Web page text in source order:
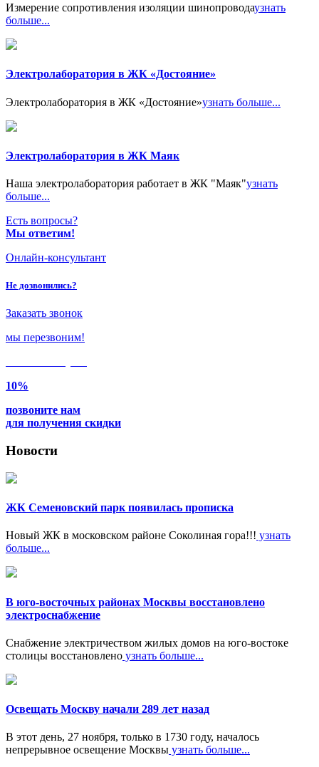
Измерение сопротивления изоляции шинопроводаузнать
больше...
Электролаборатория в ЖК «Достояние»
Электролаборатория в ЖК «Достояние»узнать больше...
Электролаборатория в ЖК Маяк
Наша электролаборатория работает в ЖК "Маяк"узнать
больше...
Есть вопросы?
Мы ответим!
Онлайн-консультант
Не дозвонились?
Заказать звонок
мы перезвоним!
10%
позвоните нам
для получения скидки
Новости
ЖК Семеновский парк появилась прописка
Новый ЖК в московском районе Соколиная гора!!! узнать
больше...
В юго-восточных районах Москвы восстановлено
электроснабжение
Снабжение электричеством жилых домов на юго-востоке
столицы восстановлено узнать больше...
Освещать Москву начали 289 лет назад
В этот день, 27 ноября, только в 1730 году, началось
непрерывное освещение Москвы узнать больше...